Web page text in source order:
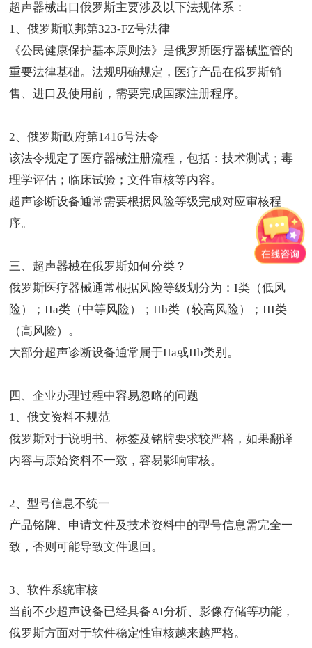
超声器械出口俄罗斯主要涉及以下法规体系：
1、俄罗斯联邦第323-FZ号法律
《公民健康保护基本原则法》是俄罗斯医疗器械监管的
重要法律基础。法规明确规定，医疗产品在俄罗斯销
售、进口及使用前，需要完成国家注册程序。
2、俄罗斯政府第1416号法令
该法令规定了医疗器械注册流程，包括：技术测试；毒
理学评估；临床试验；文件审核等内容。
超声诊断设备通常需要根据风险等级完成对应审核程
序。
三、超声器械在俄罗斯如何分类？
俄罗斯医疗器械通常根据风险等级划分为：I类（低风
险）；IIa类（中等风险）；IIb类（较高风险）；III类
（高风险）。
大部分超声诊断设备通常属于IIa或IIb类别。
四、企业办理过程中容易忽略的问题
1、俄文资料不规范
俄罗斯对于说明书、标签及铭牌要求较严格，如果翻译
内容与原始资料不一致，容易影响审核。
2、型号信息不统一
产品铭牌、申请文件及技术资料中的型号信息需完全一
致，否则可能导致文件退回。
3、软件系统审核
当前不少超声设备已经具备AI分析、影像存储等功能，
俄罗斯方面对于软件稳定性审核越来越严格。